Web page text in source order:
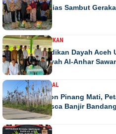
Warga Antusias Sambut
Barona Jaya
DAERAHPENDIDIKAN
Kadis Pendidikan Dayah Aceh
Relokasi Dayah Al-Anhar
DAERAHNASIONAL
Ribuan Pohon Pinang Mati,
Terpuruk Pasca Banjir
DAERAHNEWS